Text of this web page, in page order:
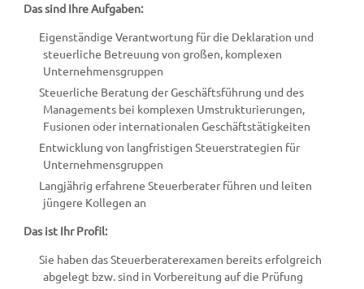
Das sind Ihre Aufgaben:
Eigenständige Verantwortung für die Deklaration und
steuerliche Betreuung von großen, komplexen
Unternehmensgruppen
Steuerliche Beratung der Geschäftsführung und des
Managements bei komplexen Umstrukturierungen,
Fusionen oder internationalen Geschäftstätigkeiten
Entwicklung von langfristigen Steuerstrategien für
Unternehmensgruppen
Langjährig erfahrene Steuerberater führen und leiten
jüngere Kollegen an
Das ist Ihr Profil:
Sie haben das Steuerberaterexamen bereits erfolgreich
abgelegt bzw. sind in Vorbereitung auf die Prüfung